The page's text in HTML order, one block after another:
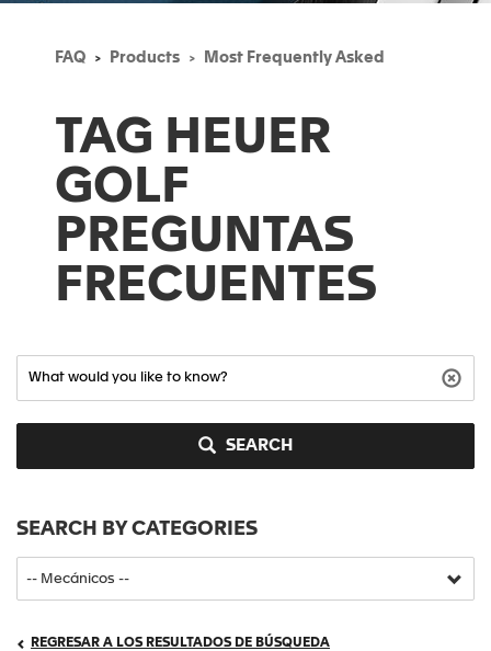
FAQ Products Most Frequently Asked
TAG HEUER
GOLF
PREGUNTAS
FRECUENTES
SEARCH
SEARCH BY CATEGORIES
REGRESAR A LOS RESULTADOS DE BÚSQUEDA